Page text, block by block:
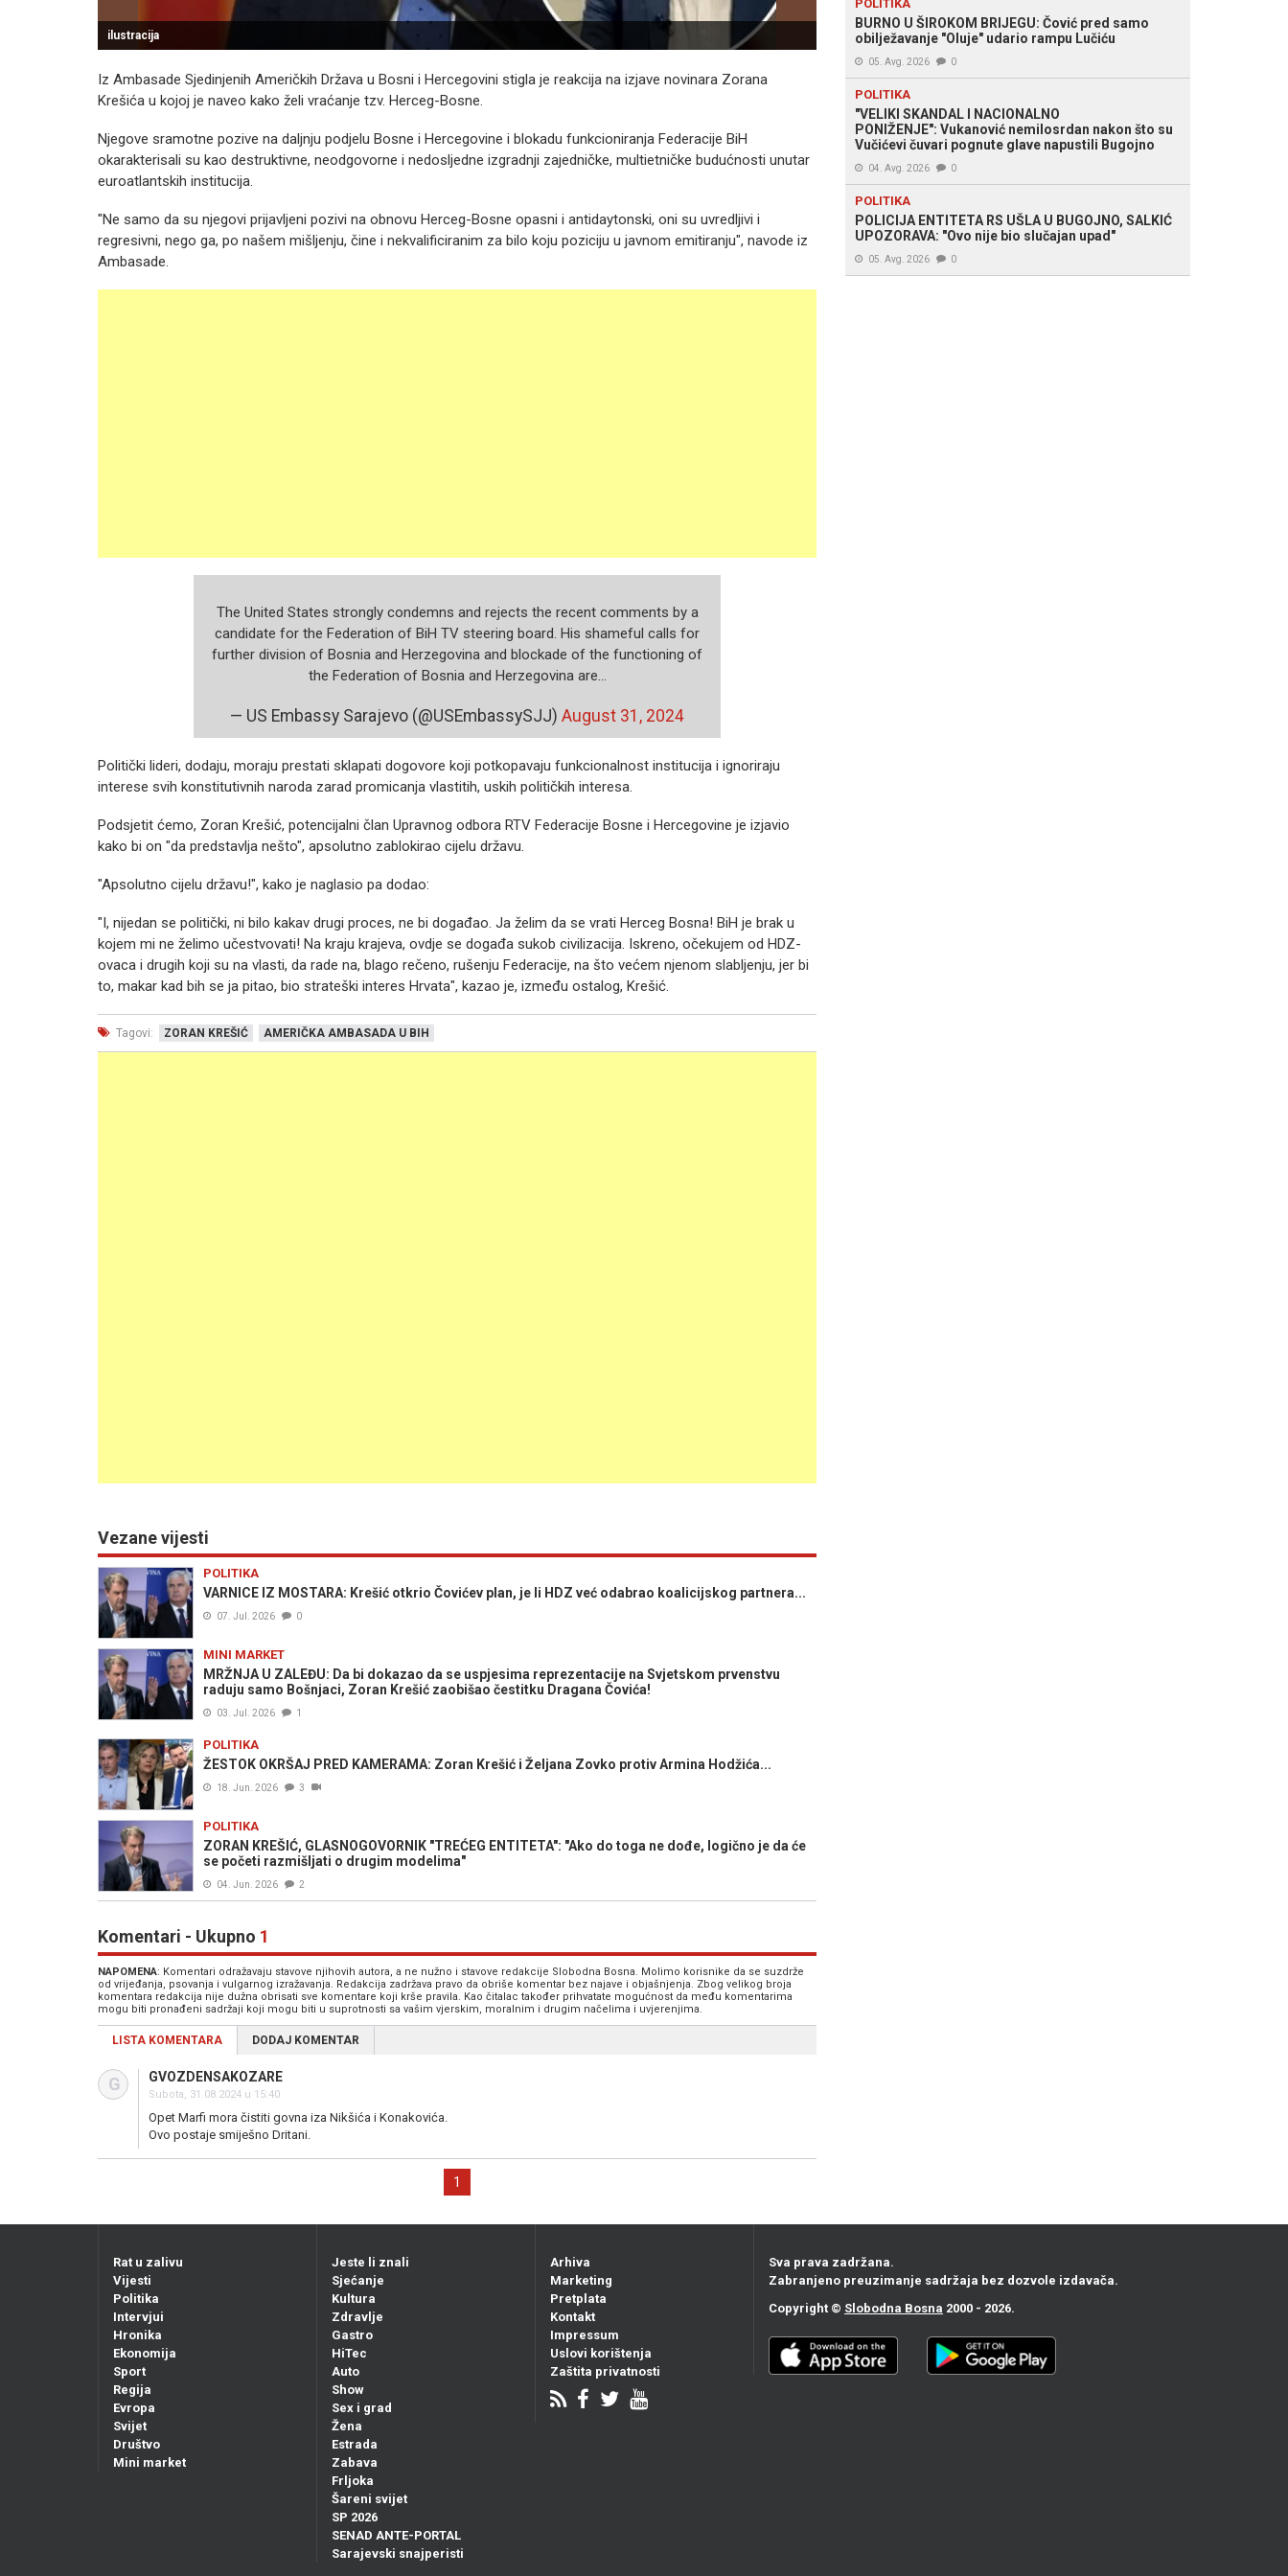
ilustracija
Iz Ambasade Sjedinjenih Američkih Država u Bosni i Hercegovini stigla je reakcija na izjave novinara Zorana
Krešića u kojoj je naveo kako želi vraćanje tzv. Herceg-Bosne.
Njegove sramotne pozive na daljnju podjelu Bosne i Hercegovine i blokadu funkcioniranja Federacije BiH
okarakterisali su kao destruktivne, neodgovorne i nedosljedne izgradnji zajedničke, multietničke budućnosti unutar
euroatlantskih institucija.
"Ne samo da su njegovi prijavljeni pozivi na obnovu Herceg-Bosne opasni i antidaytonski, oni su uvredljivi i
regresivni, nego ga, po našem mišljenju, čine i nekvalificiranim za bilo koju poziciju u javnom emitiranju", navode iz
Ambasade.
The United States strongly condemns and rejects the recent comments by a
candidate for the Federation of BiH TV steering board. His shameful calls for
further division of Bosnia and Herzegovina and blockade of the functioning of
the Federation of Bosnia and Herzegovina are…
— US Embassy Sarajevo (@USEmbassySJJ) August 31, 2024
Politički lideri, dodaju, moraju prestati sklapati dogovore koji potkopavaju funkcionalnost institucija i ignoriraju
interese svih konstitutivnih naroda zarad promicanja vlastitih, uskih političkih interesa.
Podsjetit ćemo, Zoran Krešić, potencijalni član Upravnog odbora RTV Federacije Bosne i Hercegovine je izjavio
kako bi on "da predstavlja nešto", apsolutno zablokirao cijelu državu.
"Apsolutno cijelu državu!", kako je naglasio pa dodao:
"I, nijedan se politički, ni bilo kakav drugi proces, ne bi događao. Ja želim da se vrati Herceg Bosna! BiH je brak u
kojem mi ne želimo učestvovati! Na kraju krajeva, ovdje se događa sukob civilizacija. Iskreno, očekujem od HDZ-
ovaca i drugih koji su na vlasti, da rade na, blago rečeno, rušenju Federacije, na što većem njenom slabljenju, jer bi
to, makar kad bih se ja pitao, bio strateški interes Hrvata", kazao je, između ostalog, Krešić.
Tagovi: ZORAN KREŠIĆ AMERIČKA AMBASADA U BIH
Vezane vijesti
POLITIKA
VARNICE IZ MOSTARA: Krešić otkrio Čovićev plan, je li HDZ već odabrao koalicijskog partnera...
07. Jul. 2026 0
MINI MARKET
MRŽNJA U ZALEĐU: Da bi dokazao da se uspjesima reprezentacije na Svjetskom prvenstvu
raduju samo Bošnjaci, Zoran Krešić zaobišao čestitku Dragana Čovića!
03. Jul. 2026 1
POLITIKA
ŽESTOK OKRŠAJ PRED KAMERAMA: Zoran Krešić i Željana Zovko protiv Armina Hodžića...
18. Jun. 2026 3
POLITIKA
ZORAN KREŠIĆ, GLASNOGOVORNIK "TREĆEG ENTITETA": "Ako do toga ne dođe, logično je da će
se početi razmišljati o drugim modelima"
04. Jun. 2026 2
Komentari - Ukupno 1
NAPOMENA: Komentari odražavaju stavove njihovih autora, a ne nužno i stavove redakcije Slobodna Bosna. Molimo korisnike da se suzdrže
od vrijeđanja, psovanja i vulgarnog izražavanja. Redakcija zadržava pravo da obriše komentar bez najave i objašnjenja. Zbog velikog broja
komentara redakcija nije dužna obrisati sve komentare koji krše pravila. Kao čitalac također prihvatate mogućnost da među komentarima
mogu biti pronađeni sadržaji koji mogu biti u suprotnosti sa vašim vjerskim, moralnim i drugim načelima i uvjerenjima.
LISTA KOMENTARA DODAJ KOMENTAR
G GVOZDENSAKOZARE
Subota, 31.08.2024 u 15:40
Opet Marfi mora čistiti govna iza Nikšića i Konakovića.
Ovo postaje smiješno Dritani.
1
POLITIKA
BURNO U ŠIROKOM BRIJEGU: Čović pred samo
obilježavanje "Oluje" udario rampu Lučiću
05. Avg. 2026 0
POLITIKA
"VELIKI SKANDAL I NACIONALNO
PONIŽENJE": Vukanović nemilosrdan nakon što su
Vučićevi čuvari pognute glave napustili Bugojno
04. Avg. 2026 0
POLITIKA
POLICIJA ENTITETA RS UŠLA U BUGOJNO, SALKIĆ
UPOZORAVA: "Ovo nije bio slučajan upad"
05. Avg. 2026 0
Rat u zalivu
Vijesti
Politika
Intervjui
Hronika
Ekonomija
Sport
Regija
Evropa
Svijet
Društvo
Mini market
Jeste li znali
Sjećanje
Kultura
Zdravlje
Gastro
HiTec
Auto
Show
Sex i grad
Žena
Estrada
Zabava
Frljoka
Šareni svijet
SP 2026
SENAD ANTE-PORTAL
Sarajevski snajperisti
Arhiva
Marketing
Pretplata
Kontakt
Impressum
Uslovi korištenja
Zaštita privatnosti
Sva prava zadržana.
Zabranjeno preuzimanje sadržaja bez dozvole izdavača.
Copyright © Slobodna Bosna 2000 - 2026.